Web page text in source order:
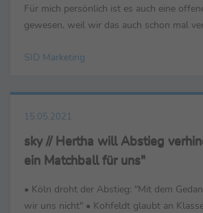
Für mich persönlich ist es auch eine
gewesen, weil wir das auch schon mal
SID Marketing
15.05.2021
sky // Hertha will Abstieg
ein Matchball für uns"
• Köln droht der Abstieg: "Mit dem
wir uns nicht" • Kohfeldt glaubt an